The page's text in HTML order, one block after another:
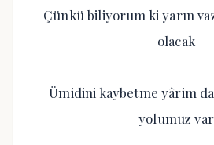
Çünkü biliyorum ki yarın
olacak
Ümidini kaybetme yârim
yolumuz var